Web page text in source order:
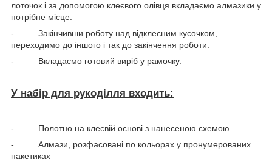
лоточок і за допомогою клеєвого олівця вкладаємо алмазики у
потрібне місце.
- Закінчивши роботу над відклеєним кусочком,
переходимо до іншого і так до закінчення роботи.
- Вкладаємо готовий виріб у рамочку.
У набір для рукоділля входить:
- Полотно на клеєвій основі з нанесеною схемою
- Алмази, розфасовані по кольорах у пронумерованих
пакетиках